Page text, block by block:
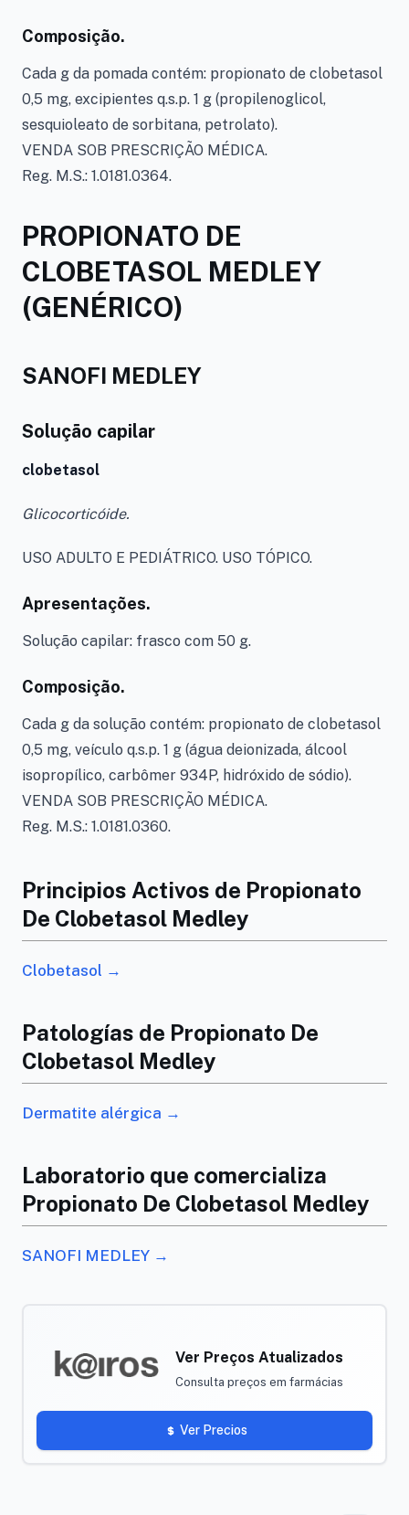
Composição.
Cada g da pomada contém: propionato de clobetasol
0,5 mg, excipientes q.s.p. 1 g (propilenoglicol,
sesquioleato de sorbitana, petrolato).
VENDA SOB PRESCRIÇÃO MÉDICA.
Reg. M.S.: 1.0181.0364.
PROPIONATO DE
CLOBETASOL MEDLEY
(GENÉRICO)
SANOFI MEDLEY
Solução capilar
clobetasol
Glicocorticóide.
USO ADULTO E PEDIÁTRICO. USO TÓPICO.
Apresentações.
Solução capilar: frasco com 50 g.
Composição.
Cada g da solução contém: propionato de clobetasol
0,5 mg, veículo q.s.p. 1 g (água deionizada, álcool
isopropílico, carbômer 934P, hidróxido de sódio).
VENDA SOB PRESCRIÇÃO MÉDICA.
Reg. M.S.: 1.0181.0360.
Principios Activos de Propionato
De Clobetasol Medley
Clobetasol →
Patologías de Propionato De
Clobetasol Medley
Dermatite alérgica →
Laboratorio que comercializa
Propionato De Clobetasol Medley
SANOFI MEDLEY →
Ver Preços Atualizados
Consulta preços em farmácias
Ver Precios